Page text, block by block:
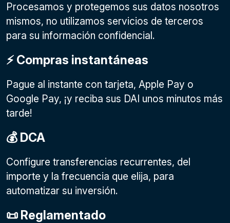
Procesamos y protegemos sus datos nosotros
mismos, no utilizamos servicios de terceros
para su información confidencial.
⚡️ Compras instantáneas
Pague al instante con tarjeta, Apple Pay o
Google Pay, ¡y reciba sus DAI unos minutos más
tarde!
💰 DCA
Configure transferencias recurrentes, del
importe y la frecuencia que elija, para
automatizar su inversión.
📜 Reglamentado